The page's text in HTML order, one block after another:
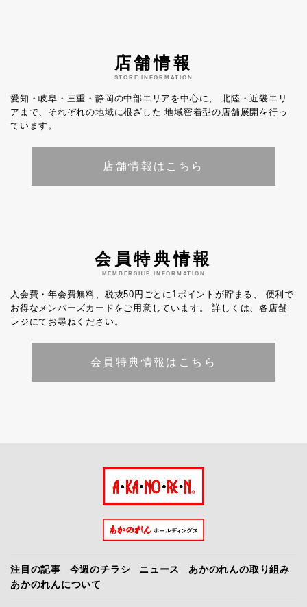
店舗情報
STORE INFORMATION
愛知・岐阜・三重・静岡の中部エリアを中心に、
北陸・近畿エリ
アまで、それぞれの地域に根ざした 地域密着型の店舗展開を行っ
ています。
店舗情報はこちら
会員特典情報
MEMBERSHIP INFORMATION
入会費・年会費無料、税抜50円ごとに1ポイントが貯まる、
便利で
お得なメンバーズカードをご用意しています。
詳しくは、各店舗
レジにてお尋ねください。
会員特典情報はこちら
注目の記事 今週のチラシ ニュース
あかのれんの取り組み
あかのれんについて